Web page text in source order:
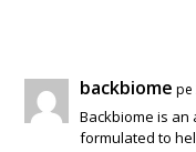
backbiome pe
Backbiome is
formulated to